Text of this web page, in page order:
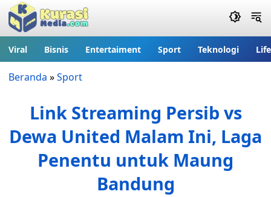
Viral Bisnis Entertaiment Sport Teknologi
Beranda »Sport
Link Streaming Persib vs
Dewa United Malam Ini, Laga
Penentu untuk Maung
Bandung